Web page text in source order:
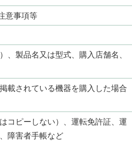
意事項等
、製品名又は型式、購入店舗名、
載されている機器を購入した場合
コピーしない）、運転免許証、運
障害者手帳など